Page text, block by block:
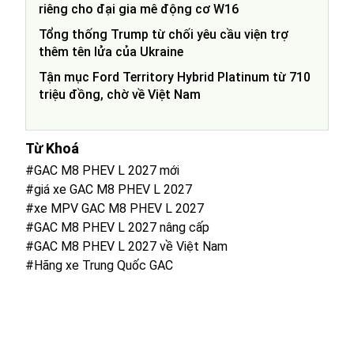
riêng cho đại gia mê động cơ W16
Tổng thống Trump từ chối yêu cầu viện trợ
thêm tên lửa của Ukraine
Tận mục Ford Territory Hybrid Platinum từ 710
triệu đồng, chờ về Việt Nam
Từ Khoá
#GAC M8 PHEV L 2027 mới
#giá xe GAC M8 PHEV L 2027
#xe MPV GAC M8 PHEV L 2027
#GAC M8 PHEV L 2027 nâng cấp
#GAC M8 PHEV L 2027 về Việt Nam
#Hãng xe Trung Quốc GAC